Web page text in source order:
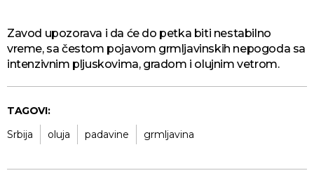
Zavod upozorava i da će do petka biti nestabilno
vreme, sa čestom pojavom grmljavinskih nepogoda sa
intenzivnim pljuskovima, gradom i olujnim vetrom.
TAGOVI:
Srbija
oluja padavine grmljavina